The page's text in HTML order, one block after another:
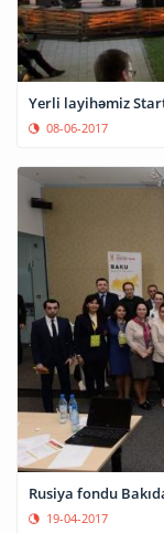
Yerli layihəmiz
08-06-2017
Rusiya fondu
19-04-2017